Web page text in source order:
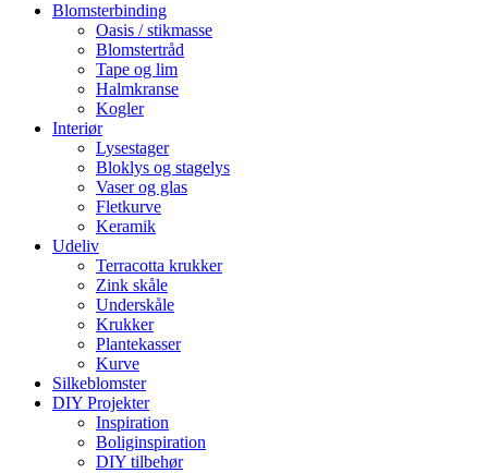
Blomsterbinding
Oasis / stikmasse
Blomstertråd
Tape og lim
Halmkranse
Kogler
Interiør
Lysestager
Bloklys og stagelys
Vaser og glas
Fletkurve
Keramik
Udeliv
Terracotta krukker
Zink skåle
Underskåle
Krukker
Plantekasser
Kurve
Silkeblomster
DIY Projekter
Inspiration
Boliginspiration
DIY tilbehør